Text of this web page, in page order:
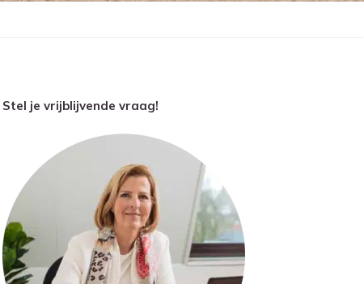
Stel je vrijblijvende vraag!